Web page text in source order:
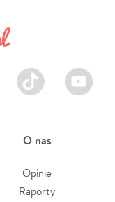
TikTok Youtube
O nas
Opinie
Raporty